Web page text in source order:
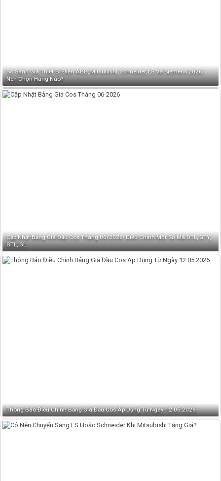
So Sánh Giá Thiết Bị Điện ABB, Mitsubishi, Schneider, LS Và Siemens 2026:
Nên Chọn Hãng Nào?
Cập Nhật Bảng Giá Đầu Cos Tháng 06/2026: Điều Chỉnh Một Số Mã DTL, GTY,
GTL, GL
Thông Báo Điều Chỉnh Bảng Giá Đầu Cos Áp Dụng Từ Ngày 12.05.2026